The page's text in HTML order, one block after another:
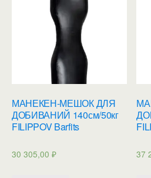
МАНЕКЕН-МЕШОК ДЛЯ
ДОБИВАНИЙ 140см/50кг
FILIPPOV Barfits
30 305,00 ₽ 37